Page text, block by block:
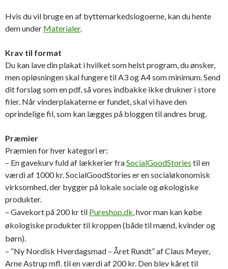
Hvis du vil bruge en af byttemarkedslogoerne, kan du hente
dem under Materialer.
Krav til format
Du kan lave din plakat i hvilket som helst program, du ønsker,
men opløsningen skal fungere til A3 og A4 som minimum. Send
dit forslag som en pdf, så vores indbakke ikke drukner i store
filer. Når vinderplakaterne er fundet, skal vi have den
oprindelige fil, som kan lægges på bloggen til andres brug.
Præmier
Præmien for hver kategori er:
– En gavekurv fuld af lækkerier fraSocialGoodStories til en
værdi af 1000 kr. SocialGoodStories er en socialøkonomisk
virksomhed, der bygger på lokale sociale og økologiske
produkter.
– Gavekort på 200 kr til Pureshop.dk, hvor man kan købe
økologiske produkter til kroppen (både til mænd, kvinder og
børn).
– “Ny Nordisk Hverdagsmad – Året Rundt” af Claus Meyer,
Arne Astrup mfl. til en værdi af 200 kr. Den blev kåret til